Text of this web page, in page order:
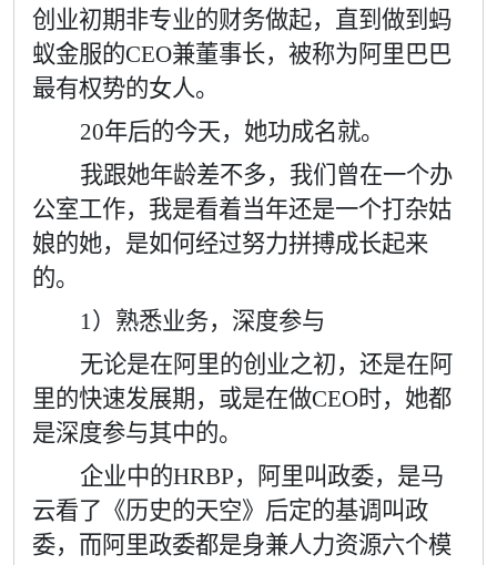
创业初期非专业的财务做起，直到做到蚂
蚁金服的CEO兼董事长，被称为阿里巴巴
最有权势的女人。
20年后的今天，她功成名就。
我跟她年龄差不多，我们曾在一个办
公室工作，我是看着当年还是一个打杂姑
娘的她，是如何经过努力拼搏成长起来
的。
1）熟悉业务，深度参与
无论是在阿里的创业之初，还是在阿
里的快速发展期，或是在做CEO时，她都
是深度参与其中的。
企业中的HRBP，阿里叫政委，是马
云看了《历史的天空》后定的基调叫政
委，而阿里政委都是身兼人力资源六个模